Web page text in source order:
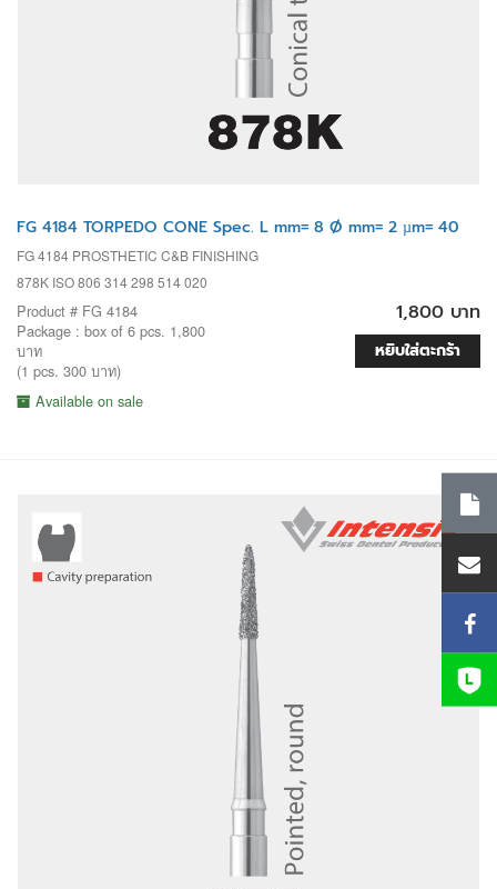
FG 4184 TORPEDO CONE Spec. L mm= 8 Ø mm= 2 µm= 40
FG 4184 PROSTHETIC C&B FINISHING
878K ISO 806 314 298 514 020
Product # FG 4184
Package : box of 6 pcs. 1,800
บาท
(1 pcs. 300 บาท)
Available on sale
1,800 บาท
หยิบใส่ตะกร้า